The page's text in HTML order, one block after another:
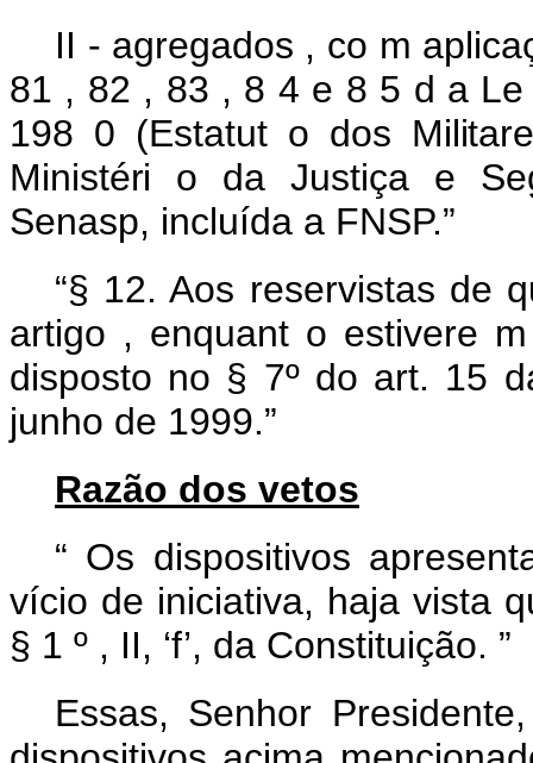
II - agregados , co m
81 , 82 , 83 , 8 4 e 8 5 d a
198 0 (Estatut o dos
Ministéri o da Justiça e
Senasp, incluída a FNSP.”
“§ 12.Aos reservistas de
artigo , enquant o estivere
disposto no § 7º do art. 15
junho de 1999.”
Razão dos vetos
“ Os dispositivos
vício de iniciativa, haja vista
§ 1 º , II, ‘f’, da Constituição. ”
Essas, Senhor